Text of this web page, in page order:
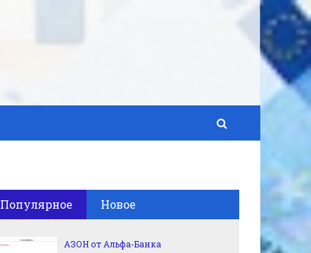
Популярное Новое
АЗОН от Альфа-Банка